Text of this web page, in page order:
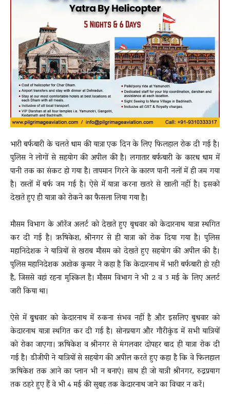
भारी बर्फबारी के चलते धाम की यात्रा एक दिन के लिए फिलहाल रोक दी गई है।
पुलिस ने लोगों से सहयोग की अपील की है। लगातार बर्फबारी के कारध धाम में
पानी तक का संकट हो गया है। तापमान गिरने के कारण पानी नलों में ही जम गया
है। रास्तों में बर्फ जम गई है। ऐसे में यात्रा करना खतरे से खाली नहीं है। इसको
देखते हुए ही यात्रा को रोकने का फैसला लिया गया है।
मौसम विभाग के ऑरेंज अलर्ट को देखते हुए बुधवार को केदारनाथ यात्रा स्थगित
कर दी गई है। ऋषिकेश, श्रीनगर से ही यात्रा को रोक दिया गया है। पुलिस
महानिदेशक ने यात्रियों से खराब मौसम को देखते हुए सहयोग की अपील की है।
पुलिस महानिदेशक अशोक कुमार ने कहा है कि केदारनाथ में भारी बर्फबारी हो रही
है, जिससे वहां रहना मुश्किल है। मौसम विभाग ने भी 2 व 3 मई के लिए अलर्ट
जारी किया था।
ऐसे में बुुधवार को केदारनाथ में रुकना संभव नहीं है और इसलिए बुधवार को
केदारनाथ यात्रा स्थगित कर दी गई है। सोनप्रयाग और गौरीकुंड में सभी यात्रियों
को रोका जाएगा। ऋषिकेश व श्रीनगर से मंगलवार दोपहर बाद ही यात्रा रोक दी
गई है। डीजीपी ने यात्रियों से सहयोग की अपील करते हुए कहा है कि वे फिलहाल
ऋषिकेश तक आने का प्लान भी न बनाएं। साथ ही जो यात्री श्रीनगर, रुद्रप्रयाग
तक ठहरे हुए हैं वे भी 4 मई की सुबह तक केदारनाथ जाने का विचार न करें।